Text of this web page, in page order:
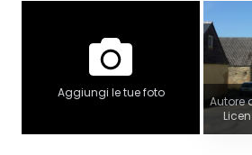
Aggiungi le tue foto
Autore